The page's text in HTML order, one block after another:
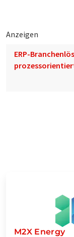
Anzeigen
ERP-
M2X Energy